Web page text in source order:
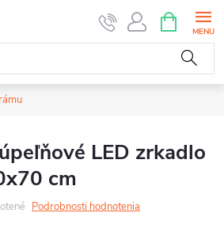
KOŠÍK
LED zrkadlo
cm
Podrobnosti hodnotenia